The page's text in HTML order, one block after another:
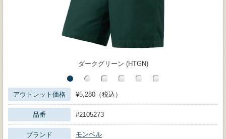
ダークグリーン (HTGN)
アウトレット価格 ¥5,280（税込）
品番 #2105273
ブランド モンベル